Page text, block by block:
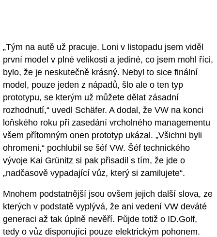
„Tým na autě už pracuje. Loni v listopadu jsem viděl
první model v plné velikosti a jediné, co jsem mohl říci,
bylo, že je neskutečně krásný. Nebyl to sice finální
model, pouze jeden z nápadů, šlo ale o ten typ
prototypu, se kterým už můžete dělat zásadní
rozhodnutí,“ uvedl Schäfer. A dodal, že VW na konci
loňského roku při zasedání vrcholného managementu
všem přítomným onen prototyp ukázal. „Všichni byli
ohromeni,“ pochlubil se šéf VW. Šéf technického
vývoje Kai Grünitz si pak přisadil s tím, že jde o
„nadčasově vypadající vůz, který si zamilujete“.
Mnohem podstatnější jsou ovšem jejich další slova, ze
kterých v podstatě vyplývá, že ani vedení VW deváté
generaci až tak úplně nevěří. Půjde totiž o ID.Golf,
tedy o vůz disponující pouze elektrickým pohonem.